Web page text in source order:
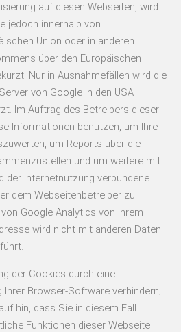
auf diesen Webseiten, wird
jedoch innerhalb von
Union oder in anderen
über den Europäischen
Nur in Ausnahmefällen wird die
von Google in den USA
Im Auftrag des Betreibers dieser
Informationen benutzen, um Ihre
um Reports über die
und um weitere mit
der Internetnutzung verbundene
dem Webseitenbetreiber zu
Google Analytics von Ihrem
wird nicht mit anderen Daten
der Cookies durch eine
Ihrer Browser-Software verhindern;
hin, dass Sie in diesem Fall
Funktionen dieser Webseite